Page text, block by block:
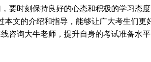
要时刻保持良好的心态和积极的学习态度
本文的介绍和指导，能够让广大考生们更
咨询大牛老师，提升自身的考试准备水平